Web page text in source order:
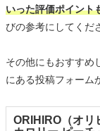
いった評価ポイント
びの参考にしてくだ
その他にもおすすめ
にある投稿フォーム
ORIHIRO（オリ